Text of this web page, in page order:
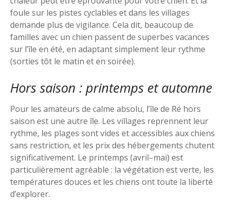
foule sur les pistes cyclables et dans les villages
demande plus de vigilance. Cela dit, beaucoup de
familles avec un chien passent de superbes vacances
sur l’île en été, en adaptant simplement leur rythme
(sorties tôt le matin et en soirée).
Hors saison : printemps et automne
Pour les amateurs de calme absolu, l’île de Ré hors
saison est une autre île. Les villages reprennent leur
rythme, les plages sont vides et accessibles aux chiens
sans restriction, et les prix des hébergements chutent
significativement. Le printemps (avril–mai) est
particulièrement agréable : la végétation est verte, les
températures douces et les chiens ont toute la liberté
d’explorer.